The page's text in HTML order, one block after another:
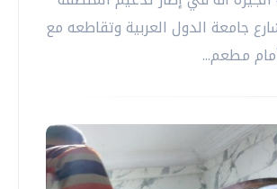
جامعة الدول العربية وتقاطعه مع
مطعم...